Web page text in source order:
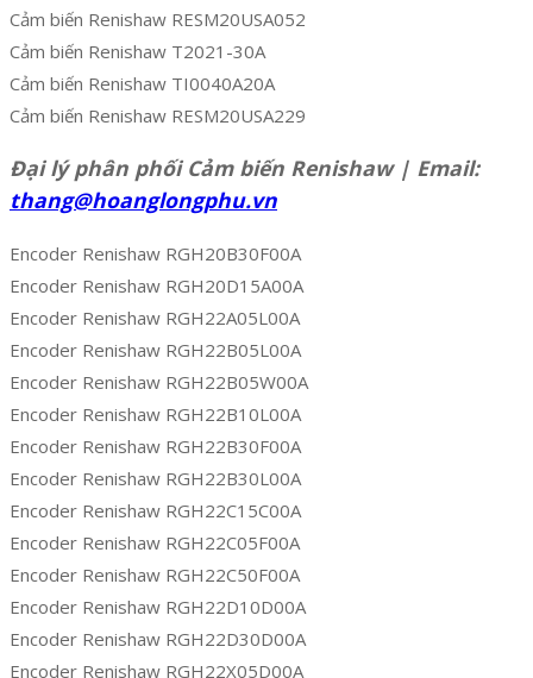
Cảm biến Renishaw RESM20USA052
Cảm biến Renishaw T2021-30A
Cảm biến Renishaw TI0040A20A
Cảm biến Renishaw RESM20USA229
Đại lý phân phối Cảm biến Renishaw | Email:
thang@hoanglongphu.vn
Encoder Renishaw RGH20B30F00A
Encoder Renishaw RGH20D15A00A
Encoder Renishaw RGH22A05L00A
Encoder Renishaw RGH22B05L00A
Encoder Renishaw RGH22B05W00A
Encoder Renishaw RGH22B10L00A
Encoder Renishaw RGH22B30F00A
Encoder Renishaw RGH22B30L00A
Encoder Renishaw RGH22C15C00A
Encoder Renishaw RGH22C05F00A
Encoder Renishaw RGH22C50F00A
Encoder Renishaw RGH22D10D00A
Encoder Renishaw RGH22D30D00A
Encoder Renishaw RGH22X05D00A